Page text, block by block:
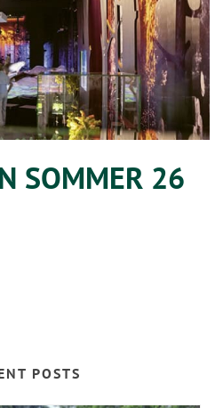
SOMMER 26
POSTS